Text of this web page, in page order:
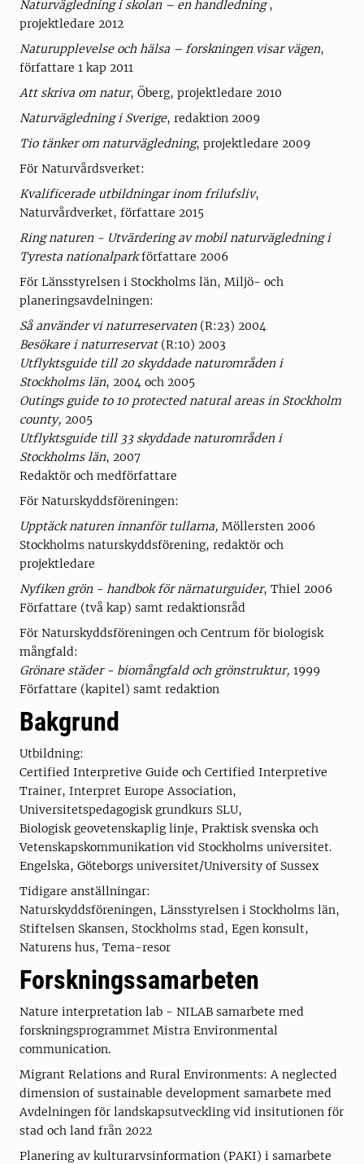
Naturvägledning i skolan – en handledning,
projektledare 2012
Naturupplevelse och hälsa – forskningen visar vägen,
författare 1 kap 2011
Att skriva om natur, Öberg, projektledare 2010
Naturvägledning i Sverige, redaktion 2009
Tio tänker om naturvägledning, projektledare 2009
För Naturvårdsverket:
Kvalificerade utbildningar inom frilufsliv,
Naturvårdverket, författare 2015
Ring naturen - Utvärdering av mobil naturvägledning i
Tyresta nationalparkförfattare 2006
För Länsstyrelsen i Stockholms län, Miljö- och
planeringsavdelningen:
Så använder vi naturreservaten(R:23) 2004
Besökare i naturreservat(R:10) 2003
Utflyktsguide till 20 skyddade naturområden i
Stockholms län, 2004 och 2005
Outings guide to 10 protected natural areas in Stockholm
county, 2005
Utflyktsguide till 33 skyddade naturområden i
Stockholms län, 2007
Redaktör och medförfattare
För Naturskyddsföreningen:
Upptäck naturen innanför tullarna, Möllersten 2006
Stockholms naturskyddsförening, redaktör och
projektledare
Nyfiken grön - handbok för närnaturguider, Thiel 2006
Författare (två kap) samt redaktionsråd
För Naturskyddsföreningen och Centrum för biologisk
mångfald:
Grönare städer - biomångfald och grönstruktur, 1999
Författare (kapitel) samt redaktion
Bakgrund
Utbildning:
Certified Interpretive Guide och Certified Interpretive
Trainer, Interpret Europe Association,
Universitetspedagogisk grundkurs SLU,
Biologisk geovetenskaplig linje, Praktisk svenska och
Vetenskapskommunikation vid Stockholms universitet.
Engelska, Göteborgs universitet/University of Sussex
Tidigare anställningar:
Naturskyddsföreningen, Länsstyrelsen i Stockholms län,
Stiftelsen Skansen, Stockholms stad, Egen konsult,
Naturens hus, Tema-resor
Forskningssamarbeten
Nature interpretation lab - NILAB samarbete med
forskningsprogrammet Mistra Environmental
communication.
Migrant Relations and Rural Environments: A neglected
dimension of sustainable development samarbete med
Avdelningen för landskapsutveckling vid insitutionen för
stad och land från 2022
Planering av kulturarvsinformation (PAKI) i samarbete